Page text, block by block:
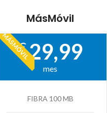
MásMóvil
MÁSMÓVIL
€29,99
mes
FIBRA 100 MB